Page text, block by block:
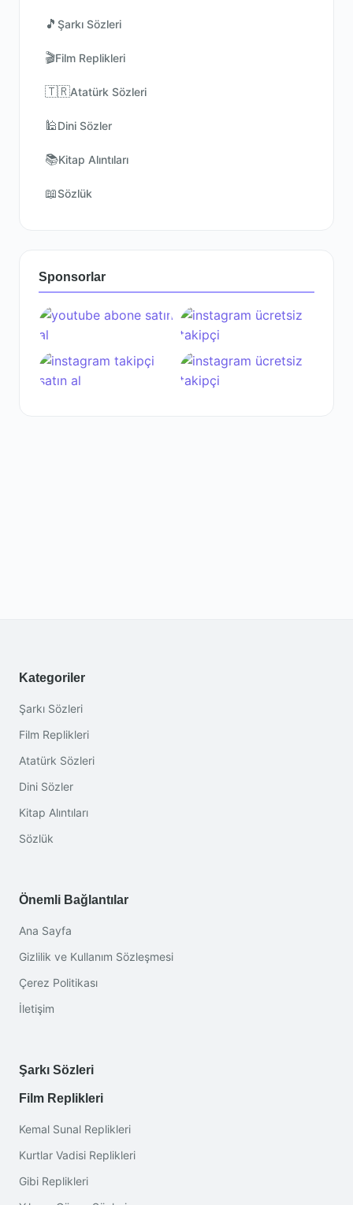
🎵 Şarkı Sözleri
🎬Film Replikleri
🇹🇷Atatürk Sözleri
🕌Dini Sözler
📚Kitap Alıntıları
📖Sözlük
Sponsorlar
Kategoriler
Şarkı Sözleri
Film Replikleri
Atatürk Sözleri
Dini Sözler
Kitap Alıntıları
Sözlük
Önemli Bağlantılar
Ana Sayfa
Gizlilik ve Kullanım Sözleşmesi
Çerez Politikası
İletişim
Şarkı Sözleri
Film Replikleri
Kemal Sunal Replikleri
Kurtlar Vadisi Replikleri
Gibi Replikleri